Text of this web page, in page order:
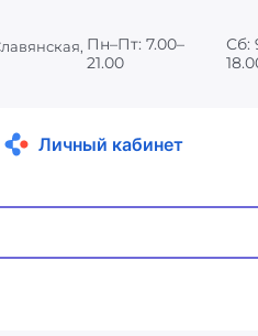
Пн–Пт: 7.00–
21.00
Сб:
Личный кабинет